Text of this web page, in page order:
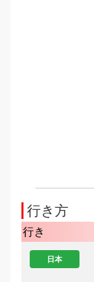
行き方
行き
日本